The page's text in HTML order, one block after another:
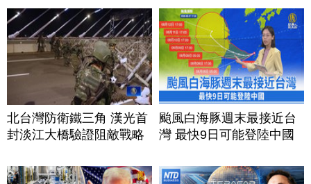
北台灣防衛鐵三角 漢光首
封淡江大橋驗證阻敵戰略
颱風白海豚週末最接近台
灣 最快9日可能登陸中國